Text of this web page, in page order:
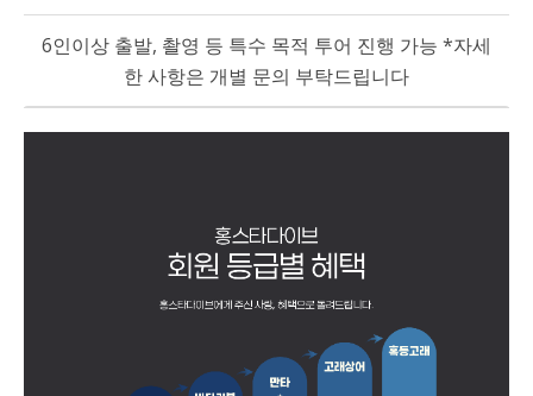
6인이상 출발, 촬영 등 특수 목적 투어 진행 가능 *자세
한 사항은 개별 문의 부탁드립니다